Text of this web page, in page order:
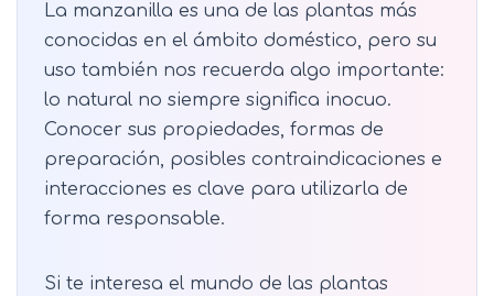
La manzanilla es una de las plantas más
conocidas en el ámbito doméstico, pero su
uso también nos recuerda algo importante:
lo natural no siempre significa inocuo.
Conocer sus propiedades, formas de
preparación, posibles contraindicaciones e
interacciones es clave para utilizarla de
forma responsable.
Si te interesa el mundo de las plantas